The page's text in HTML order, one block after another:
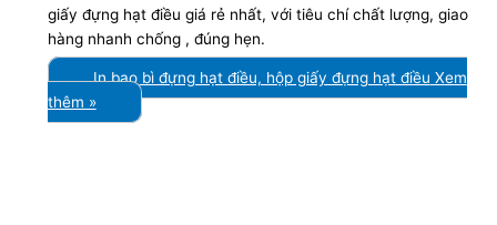
giấy đựng hạt điều giá rẻ nhất, với tiêu chí chất lượng, giao
hàng nhanh chống , đúng hẹn.
In bao bì đựng hạt điều, hộp giấy đựng hạt điều Xem
thêm »